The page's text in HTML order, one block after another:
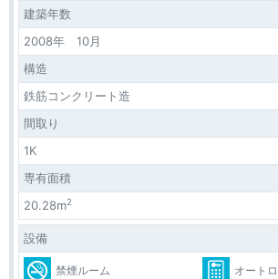
建築年数
2008年 10月
構造
鉄筋コンクリート造
間取り
1K
専有面積
20.28m2
設備
禁煙ルーム オート